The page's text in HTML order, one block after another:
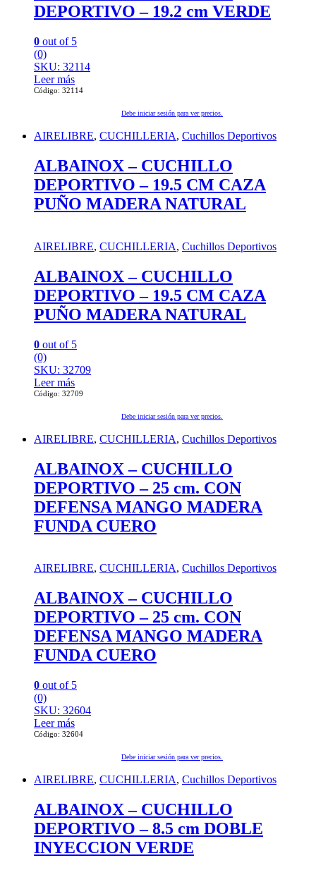
DEPORTIVO – 19.2 cm VERDE
0 out of 5
(0)
SKU: 32114
Leer más
Código: 32114
Debe iniciar sesión para ver precios.
AIRELIBRE, CUCHILLERIA, Cuchillos Deportivos
ALBAINOX – CUCHILLO
DEPORTIVO – 19.5 CM CAZA
PUÑO MADERA NATURAL
AIRELIBRE, CUCHILLERIA, Cuchillos Deportivos
ALBAINOX – CUCHILLO
DEPORTIVO – 19.5 CM CAZA
PUÑO MADERA NATURAL
0 out of 5
(0)
SKU: 32709
Leer más
Código: 32709
Debe iniciar sesión para ver precios.
AIRELIBRE, CUCHILLERIA, Cuchillos Deportivos
ALBAINOX – CUCHILLO
DEPORTIVO – 25 cm. CON
DEFENSA MANGO MADERA
FUNDA CUERO
AIRELIBRE, CUCHILLERIA, Cuchillos Deportivos
ALBAINOX – CUCHILLO
DEPORTIVO – 25 cm. CON
DEFENSA MANGO MADERA
FUNDA CUERO
0 out of 5
(0)
SKU: 32604
Leer más
Código: 32604
Debe iniciar sesión para ver precios.
AIRELIBRE, CUCHILLERIA, Cuchillos Deportivos
ALBAINOX – CUCHILLO
DEPORTIVO – 8.5 cm DOBLE
INYECCION VERDE